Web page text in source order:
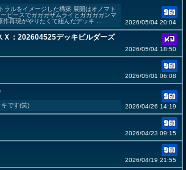
ラルをイメージした構築 展開はオノマト
ピースでガガガザムライとガガガガンマ
作再現がやりたくて組んだデッキ ...
2026/05/04 20:04
Ｘ：202604525デッキビルダーズ
2026/05/04 18:50
2026/05/01 06:08
です(笑) 2026/04/26 14:19
2026/04/23 09:15
2026/04/19 21:55